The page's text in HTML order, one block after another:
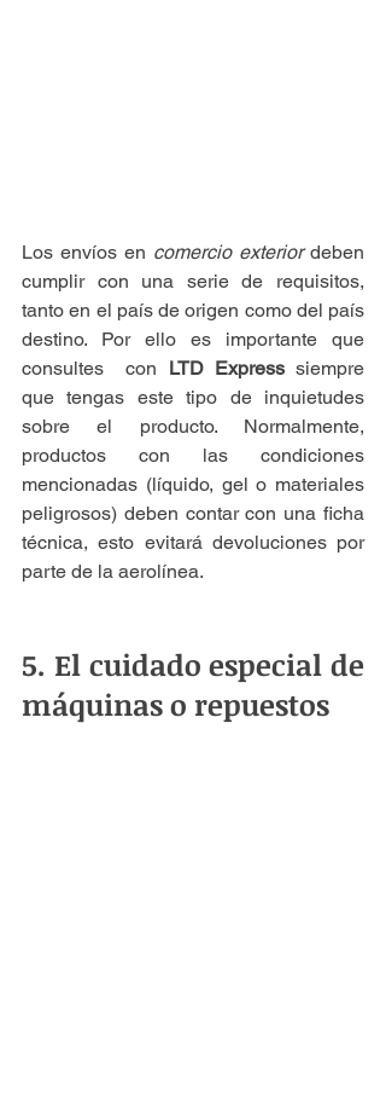
Los envíos en comercio exterior deben
cumplir con una serie de requisitos,
tanto en el país de origen como del país
destino. Por ello es importante que
consultes  con LTD Express siempre
que tengas este tipo de inquietudes
sobre el producto. Normalmente,
productos con las condiciones
mencionadas (líquido, gel o materiales
peligrosos) deben contar con una ficha
técnica, esto evitará devoluciones por
parte de la aerolínea.
5. El cuidado especial de
máquinas o repuestos